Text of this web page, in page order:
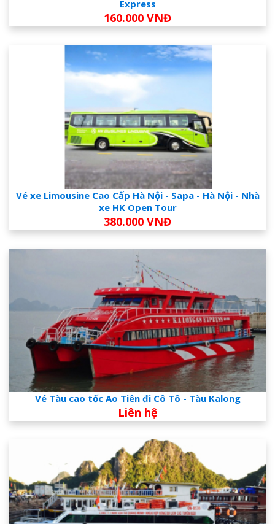
Express
160.000 VNĐ
Vé xe Limousine Cao Cấp Hà Nội - Sapa - Hà Nội - Nhà
xe HK Open Tour
380.000 VNĐ
Vé Tàu cao tốc Ao Tiên đi Cô Tô - Tàu Kalong
Liên hệ